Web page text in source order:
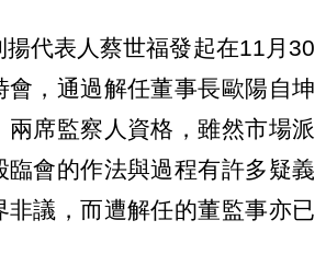
代表人蔡世福發起在11月30
會，通過解任董事長歐陽自坤
兩席監察人資格，雖然市場派
臨會的作法與過程有許多疑義
非議，而遭解任的董監事亦已